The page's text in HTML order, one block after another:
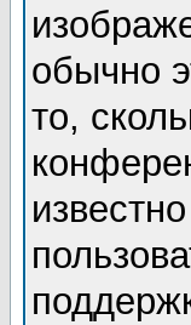
обычно
то,